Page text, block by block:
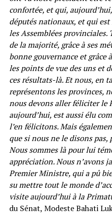
confortée, et qui,
députés nationaux, et qui
les Assemblées provinciales.
de la majorité, grâce à ses
bonne gouvernance et grâce
les points de vue des uns et
ces résultats-là. Et nous, en
représentons les provinces,
nous devons aller féliciter le
aujourd’hui, est aussi élu
l’en félicitons. Mais
que si nous ne le disons pas,
Nous sommes là pour lui
appréciation. Nous n’avons
Premier Ministre, qui a pû
su mettre tout le monde
visite aujourd’hui à la
du Sénat, Modeste Bahati